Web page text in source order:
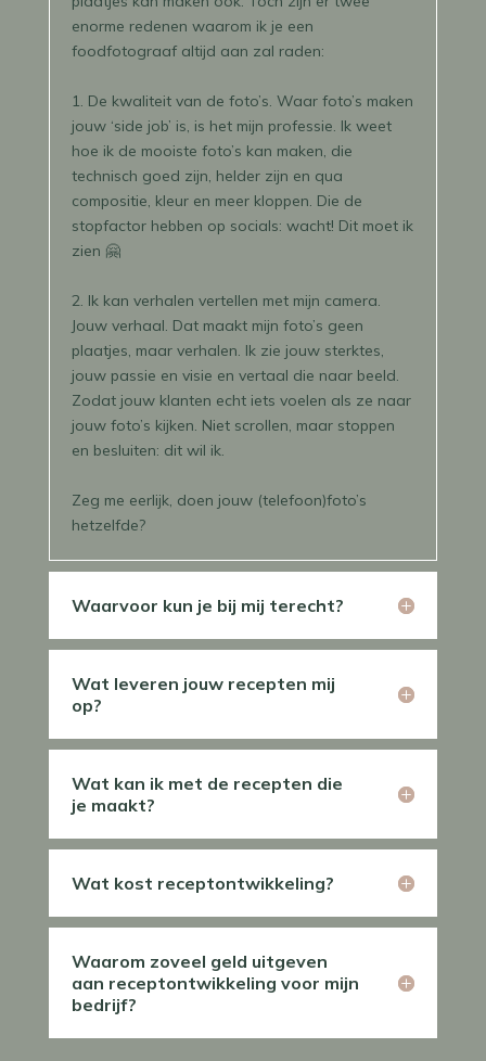
enorme redenen waarom ik je een
foodfotograaf altijd aan zal raden:
1. De kwaliteit van de foto’s. Waar foto’s maken
jouw ‘side job’ is, is het mijn professie. Ik weet
hoe ik de mooiste foto’s kan maken, die
technisch goed zijn, helder zijn en qua
compositie, kleur en meer kloppen. Die de
stopfactor hebben op socials: wacht! Dit moet ik
zien 🤗
2. Ik kan verhalen vertellen met mijn camera.
Jouw verhaal. Dat maakt mijn foto’s geen
plaatjes, maar verhalen. Ik zie jouw sterktes,
jouw passie en visie en vertaal die naar beeld.
Zodat jouw klanten echt iets voelen als ze naar
jouw foto’s kijken. Niet scrollen, maar stoppen
en besluiten: dit wil ik.
Zeg me eerlijk, doen jouw (telefoon)foto’s
hetzelfde?
Waarvoor kun je bij mij terecht?
Wat leveren jouw recepten mij
op?
Wat kan ik met de recepten die
je maakt?
Wat kost receptontwikkeling?
Waarom zoveel geld uitgeven
aan receptontwikkeling voor mijn
bedrijf?